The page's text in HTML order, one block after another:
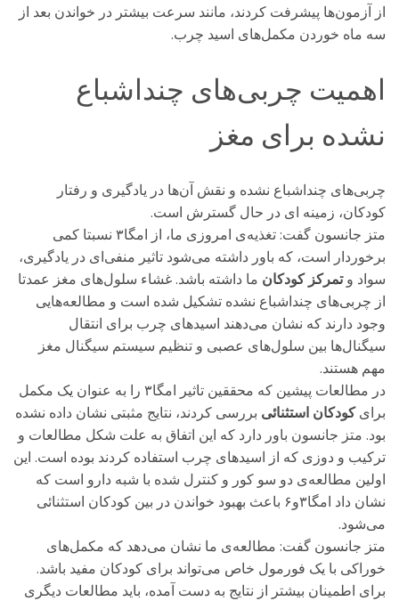
از آزمون‌ها پیشرفت کردند، مانند سرعت بیشتر در خواندن بعد از
سه ماه خوردن مکمل‌های اسید چرب.
اهمیت چربی‌های چنداشباع
نشده برای مغز
چربی‌های چنداشباع نشده و نقش آن‌ها در یادگیری و رفتار
کودکان، زمینه‌ ای در حال گسترش است.
متز جانسون گفت: تغذیه‌ی امروزی ما، از امگا۳ نسبتا کمی
برخوردار است، که باور داشته می‌شود تاثیر منفی‌ای در یادگیری،
سواد وتمرکز کودکان ما داشته باشد. غشاء سلول‌های مغز عمدتا
از چربی‌های چنداشباع نشده تشکیل شده است و مطالعه‌هایی
وجود دارند که نشان می‌دهند اسیدهای چرب برای انتقال
سیگنال‌ها بین سلول‌های عصبی و تنظیم سیستم سیگنال مغز
مهم هستند.
در مطالعات پیشین که محققین تاثیر امگا۳ را به عنوان یک مکمل
برایکودکان استثنائی بررسی کردند، نتایج مثبتی نشان داده نشده
بود. متز جانسون باور دارد که این اتفاق به علت شکل مطالعات و
ترکیب و دوزی که از اسیدهای چرب استفاده کردند بوده است. این
اولین مطالعه‌ی دو سو کور و کنترل شده با شبه دارو است که
نشان داد امگا۳و۶ باعث بهبود خواندن در بین کودکان استثنائی
می‌شود.
متز جانسون گفت: مطالعه‌ی ما نشان می‌دهد که مکمل‌های
خوراکی با یک فورمول خاص می‌تواند برای کودکان مفید باشد.
برای اطمینان بیشتر از نتایج به دست آمده، باید مطالعات دیگری